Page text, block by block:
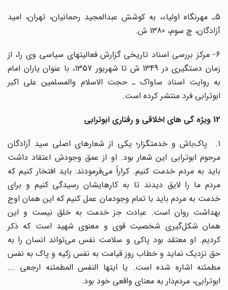
5ـ مهرنگاه اولیاء، به کوشش عبدالمجید رحمانیان، تهران، امید
آزادگان، چ سوم، 1380 ش.
6- مرکز بررسی اسناد تاریخی گزارش فعالیتهای سیاسی وی را، از
زمان دستگیری در 1349 ش تا شهریور 1357، با عنوان یاران امام
به روایت اسناد ساواک ـ حجت الاسلام والمسلمین علی اکبر
ابوترابی فرد منتشر کرده است.
۱. پاک‌باش و خدمتگزار؛ یکی از شعارهای اصلی سید آزادگان
مرحوم ابوترابی این شعار بود. او از عمق وجودش اعتقاد داشت
باید به مردم خدمت کنیم. کراراً می‌فرمودند: باید افتخار کنیم که
مردم ما را لایق دیدند تا به کارهایشان رسیدگی کنیم و برای
خدمت به مردم باید با تمام وجودمان عمل کنیم که این همان اوج
بهداشت روان است. عبادت جز خدمت به خلق نیست و این
همان شکل‌گیری شخصیت قوی و معنوی شهید است که ذکر
کردیم. او معتقد بود پاکی و سلامت نفس می‌تواند انسان را به
حق نزدیک نماید و خطاب روز قیامت به نفس زکیه و پاک به نفس
مطمئنه اشاره شده است. یا ایتها النفس المطمئنه ارجعی ...
ابوترابی، مردم‌دار به معنای واقعی خود بود.